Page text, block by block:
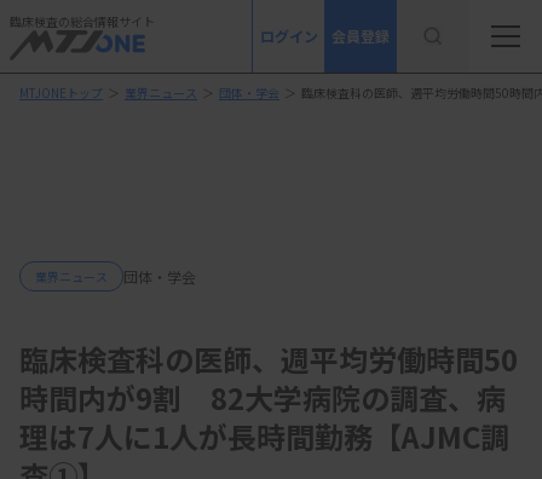
臨床検査の総合情報サイト
ログイン 会員登録
MTJONEトップ ＞ 業界ニュース ＞ 団体・学会 ＞ 臨床検査科の医師、週平均労働時間50時
業界ニュース 団体・学会
臨床検査科の医師、週平均労働時間50
時間内が9割 82大学病院の調査、病
理は7人に1人が長時間勤務【AJMC調